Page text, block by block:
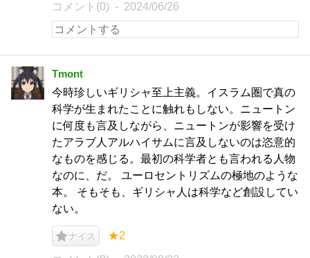
コメント(0) 2024/06/26
Tmont
今時珍しいギリシャ至上主義。イスラム圏で真の
科学が生まれたことに触れもしない。ニュートン
に何度も言及しながら、ニュートンが影響を受け
たアラブ人アルハイサムに言及しないのは恣意的
なものを感じる。最初の科学者とも言われる人物
なのに、だ。 ユーロセントリズムの極地のような
本。 そもそも、ギリシャ人は科学など創設してい
ない。
ナイス ★2